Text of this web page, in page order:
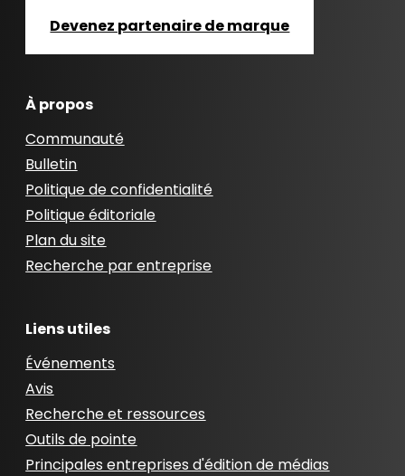
Devenez partenaire de marque
À propos
Communauté
Bulletin
Politique de confidentialité
Politique éditoriale
Plan du site
Recherche par entreprise
Liens utiles
Événements
Avis
Recherche et ressources
Outils de pointe
Principales entreprises d'édition de médias